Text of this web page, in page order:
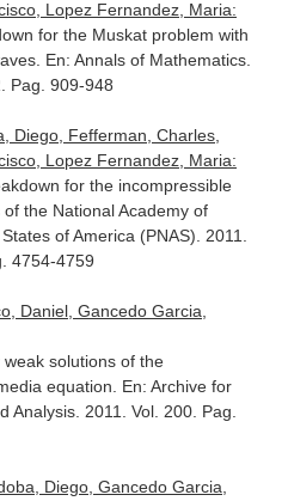
Lopez Fernandez, Maria:
for the Muskat problem with
En: Annals of Mathematics.
Pag. 909-948
Diego, Fefferman, Charles,
Lopez Fernandez, Maria:
for the incompressible
the National Academy of
of America (PNAS) . 2011.
4754-4759
Daniel, Gancedo Garcia,
solutions of the
equation. En: Archive for
Analysis. 2011. Vol. 200. Pag.
Diego, Gancedo Garcia,